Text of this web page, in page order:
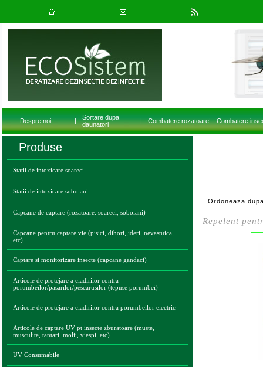
Despre noi |
Sortare dupa
daunatori
| Combatere rozatoare| Combatere
Produse
Statii de intoxicare soareci
Statii de intoxicare sobolani
Capcane de captare (rozatoare: soareci, sobolani)
Capcane pentru captare vie (pisici, dihori, jderi, nevastuica,
etc)
Captare si monitorizare insecte (capcane gandaci)
Articole de protejare a cladirilor contra
porumbeilor/pasarilor/pescarusilor (tepuse porumbei)
Articole de protejare a cladirilor contra porumbeilor electric
Articole de captare UV pt insecte zburatoare (muste,
musculite, tantari, molii, viespi, etc)
UV Consumabile
Ordoneaza
Repelent